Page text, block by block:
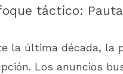
táctico:
la última década, la
Los anuncios